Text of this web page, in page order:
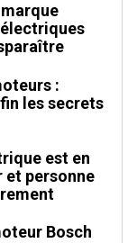
:
les secrets
est en
et personne
Bosch